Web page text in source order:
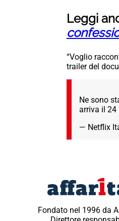
Leggi
“Voglio
trailer del
Ne sono
arriva il 24
— Netflix
Fondato nel 1996 da